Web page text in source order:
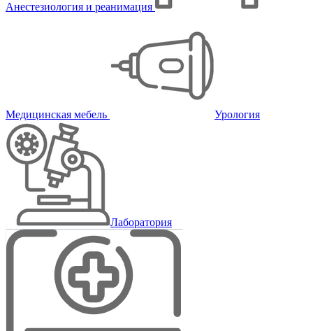
Анестезиология и реанимация
Медицинская мебель Урология
Лаборатория